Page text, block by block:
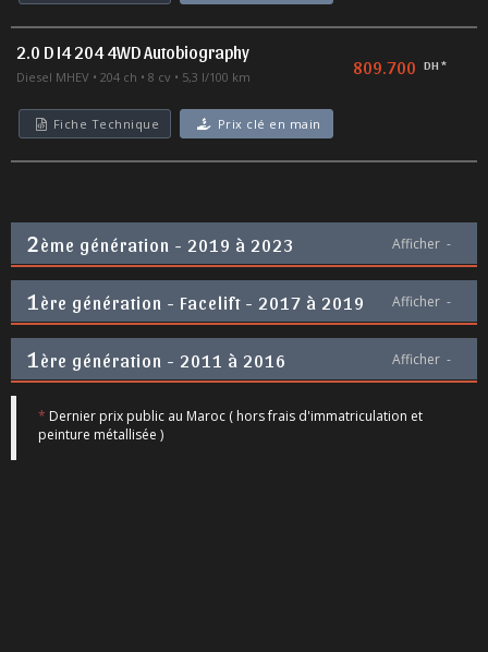
2.0 D I4 204 4WD Autobiography
Diesel MHEV 204 ch 8 cv 5,3 l/100 km 809.700 DH *
Fiche Technique Prix clé en main
2ème génération - 2019 à 2023 Afficher -
1ère génération - Facelift - 2017 à 2019 Afficher -
1ère génération - 2011 à 2016 Afficher -
* Dernier prix public au Maroc ( hors frais d'immatriculation et
peinture métallisée )